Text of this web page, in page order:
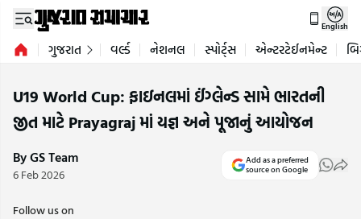
English
ગુજરાત વર્લ્ડ નેશનલ સ્પોર્ટ્સ એન્ટરટેઈનમેન્ટ
U19 World Cup: ફાઇનલમાં ઈંગ્લેન્ડ સામે ભારતની
જીત માટે Prayagraj માં યજ્ઞ અને પૂજાનું આયોજન
By GS Team
6 Feb 2026
Add as a preferred
source on Google
Follow us on